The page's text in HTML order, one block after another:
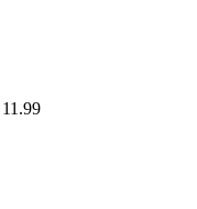
11.99